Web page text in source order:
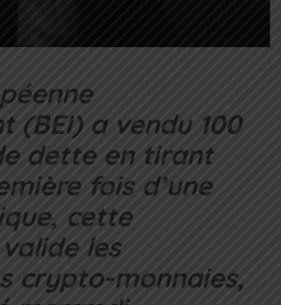
(BEI) a vendu 100
dette en tirant
fois d’une
cette
les
crypto-monnaies,